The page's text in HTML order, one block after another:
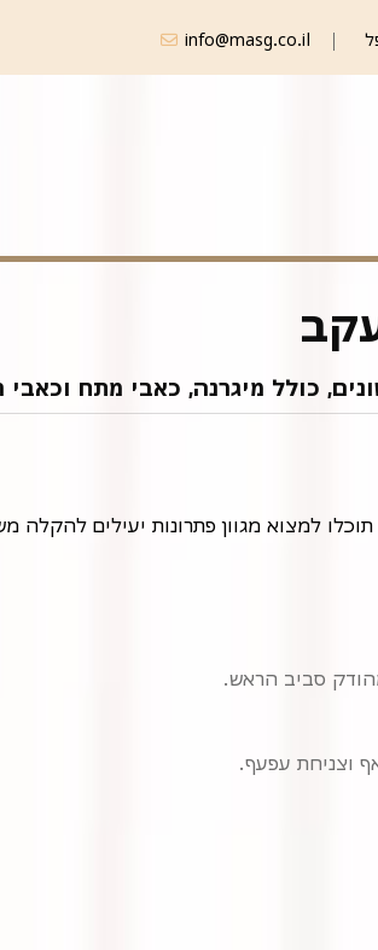
info@masg.co.il
כולל מיגרנה, כאבי מתח וכאבי
סביב הראש.
וצניחת עפעף.